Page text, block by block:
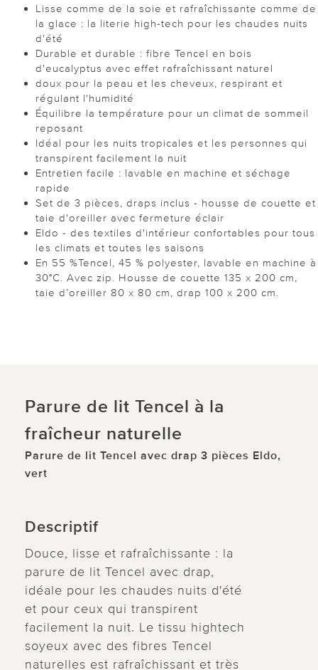
Lisse comme de la soie et rafraîchissante comme de
la glace : la literie high-tech pour les chaudes nuits
d'été
Durable et durable : fibre Tencel en bois
d'eucalyptus avec effet rafraîchissant naturel
doux pour la peau et les cheveux, respirant et
régulant l'humidité
Équilibre la température pour un climat de sommeil
reposant
Idéal pour les nuits tropicales et les personnes qui
transpirent facilement la nuit
Entretien facile : lavable en machine et séchage
rapide
Set de 3 pièces, draps inclus - housse de couette et
taie d'oreiller avec fermeture éclair
Eldo - des textiles d'intérieur confortables pour tous
les climats et toutes les saisons
En 55 %Tencel, 45 % polyester, lavable en machine à
30°C. Avec zip. Housse de couette 135 x 200 cm,
taie d’oreiller 80 x 80 cm, drap 100 x 200 cm.
Parure de lit Tencel à la
fraîcheur naturelle
Parure de lit Tencel avec drap 3 pièces Eldo,
vert
Descriptif
Douce, lisse et rafraîchissante : la
parure de lit Tencel avec drap,
idéale pour les chaudes nuits d'été
et pour ceux qui transpirent
facilement la nuit. Le tissu hightech
soyeux avec des fibres Tencel
naturelles est rafraîchissant et très